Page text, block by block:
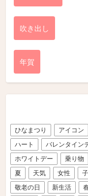
吹き出し
年賀
ひなまつり アイコン
ハート
バレンタイン
ホワイトデー
乗り物
夏
天気 女性
敬老の日
新生活